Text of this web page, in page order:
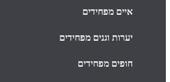
איים מפחידים
יערות וגנים מפחידים
חופים מפחידים